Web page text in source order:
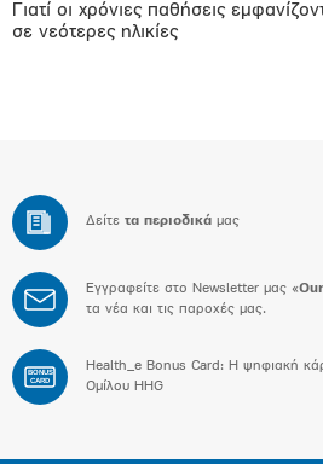
Γιατί οι χρόνιες παθήσεις
σε νεότερες ηλικίες
Δείτε τα περιοδικά μας
Εγγραφείτε στο Newsletter μας «
τα νέα και τις παροχές μας.
BONUS
CARD
Health_e Bonus Card: H ψηφιακή
Ομίλου HHG